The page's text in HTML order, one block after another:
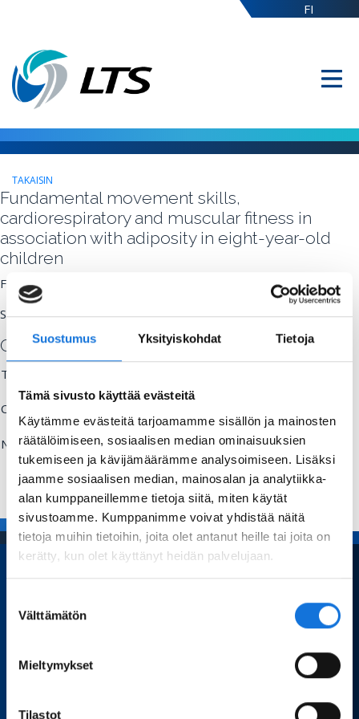
Suostumus Yksityiskohdat Tietoja
Tämä sivusto käyttää evästeitä
Käytämme evästeitä tarjoamamme sisällön ja mainosten
räätälöimiseen, sosiaalisen median ominaisuuksien
tukemiseen ja kävijämäärämme analysoimiseen. Lisäksi
jaamme sosiaalisen median, mainosalan ja analytiikka-
alan kumppaneillemme tietoja siitä, miten käytät
sivustoamme. Kumppanimme voivat yhdistää näitä
tietoja muihin tietoihin, joita olet antanut heille tai joita on
kerätty, kun olet käyttänyt heidän palvelujaan.
valinta
Välttämätön
Mieltymykset
Tilastot
FI
TAKAISIN
Fundamental movement skills,
cardiorespiratory and muscular fitness in
association with adiposity in eight-year-old
children
Fri Nov 04 10:24:00 2022
Sari Slotte, University of Jyväskylä
Commenting
Title:
Comment:
Name:
Send